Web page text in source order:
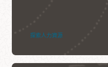
探索人力資源